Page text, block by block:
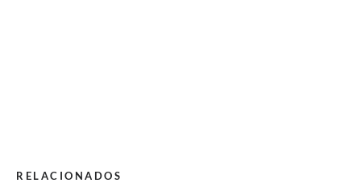
RELACIONADOS